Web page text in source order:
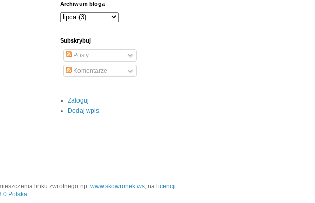
Archiwum bloga
Subskrybuj
Posty
Komentarze
Zaloguj
Dodaj wpis
linku zwrotnego np: www.skowronek.ws, na licencji
Polska.